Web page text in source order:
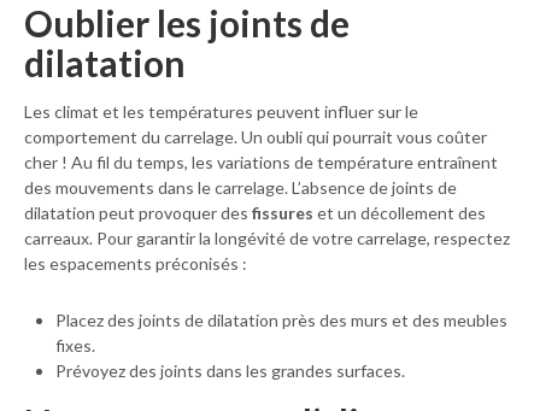
Oublier les joints de
dilatation
Les climat et les températures peuvent influer sur le
comportement du carrelage. Un oubli qui pourrait vous coûter
cher ! Au fil du temps, les variations de température entraînent
des mouvements dans le carrelage. L’absence de joints de
dilatation peut provoquer des fissures et un décollement des
carreaux. Pour garantir la longévité de votre carrelage, respectez
les espacements préconisés :
Placez des joints de dilatation près des murs et des meubles
fixes.
Prévoyez des joints dans les grandes surfaces.